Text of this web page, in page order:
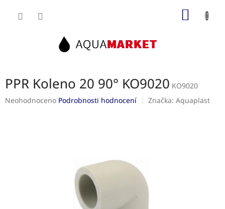
PPR Koleno 20 90° KO9020 KO9020
Průměrné
Neohodnoceno Podrobnosti hodnocení Značka: Aquaplast